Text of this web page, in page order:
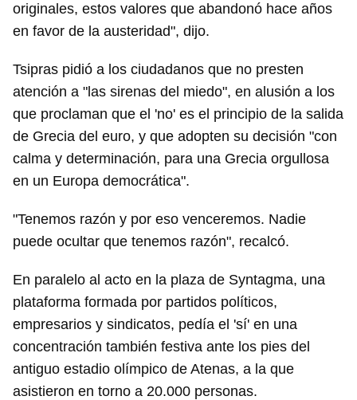
originales, estos valores que abandonó hace años
en favor de la austeridad", dijo.
Tsipras pidió a los ciudadanos que no presten
atención a "las sirenas del miedo", en alusión a los
que proclaman que el 'no' es el principio de la salida
de Grecia del euro, y que adopten su decisión "con
calma y determinación, para una Grecia orgullosa
en un Europa democrática".
"Tenemos razón y por eso venceremos. Nadie
puede ocultar que tenemos razón", recalcó.
En paralelo al acto en la plaza de Syntagma, una
plataforma formada por partidos políticos,
empresarios y sindicatos, pedía el 'sí' en una
concentración también festiva ante los pies del
antiguo estadio olímpico de Atenas, a la que
asistieron en torno a 20.000 personas.